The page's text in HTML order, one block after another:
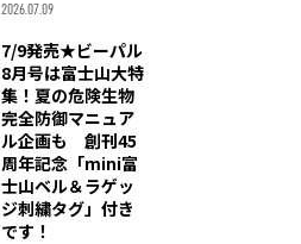
2026.07.09
7/9発売★ビーパル
8月号は富士山大特
集！夏の危険生物
完全防御マニュア
ル企画も 創刊45
周年記念「mini富
士山ベル＆ラゲッ
ジ刺繍タグ」付き
です！